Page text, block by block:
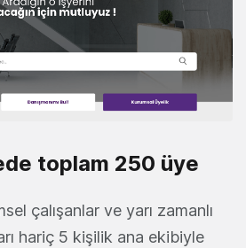
toplam 250 üye
çalışanlar ve yarı zamanlı
hariç 5 kişilik ana ekibiyle